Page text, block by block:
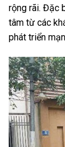
rộng rãi. Đặc
tâm từ các
phát triển